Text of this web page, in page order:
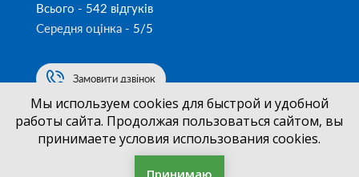
Всього - 542 відгуків
Середня оцінка - 5/5
Замовити дзвінок
+38 (050) 700-33-83
Мы используем cookies для быстрой и удобной
работы сайта. Продолжая пользоваться сайтом, вы
принимаете условия использования cookies.
Принимаю